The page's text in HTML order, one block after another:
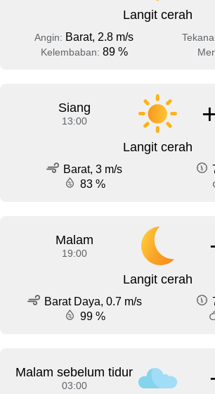
Langit cerah
Angin: Barat, 2.8 m/s
Kelembaban: 89 %
Siang
13:00
Langit cerah
Barat, 3 m/s
83 %
Malam
19:00
Langit cerah
Barat Daya, 0.7 m/s
99 %
Malam sebelum tidur
03:00